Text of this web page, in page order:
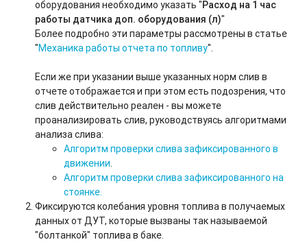
оборудования необходимо указать "Расход на 1 час
работы датчика доп. оборудования (л)"
Более подробно эти параметры рассмотрены в статье
"Механика работы отчета по топливу".
Если же при указании выше указанных норм слив в
отчете отображается и при этом есть подозрения, что
слив действительно реален - вы можете
проанализировать слив, руководствуясь алгоритмами
анализа слива:
Алгоритм проверки слива зафиксированного в
движении.
Алгоритм проверки слива зафиксированного на
стоянке.
Фиксируются колебания уровня топлива в получаемых
данных от ДУТ, которые вызваны так называемой
"болтанкой" топлива в баке.